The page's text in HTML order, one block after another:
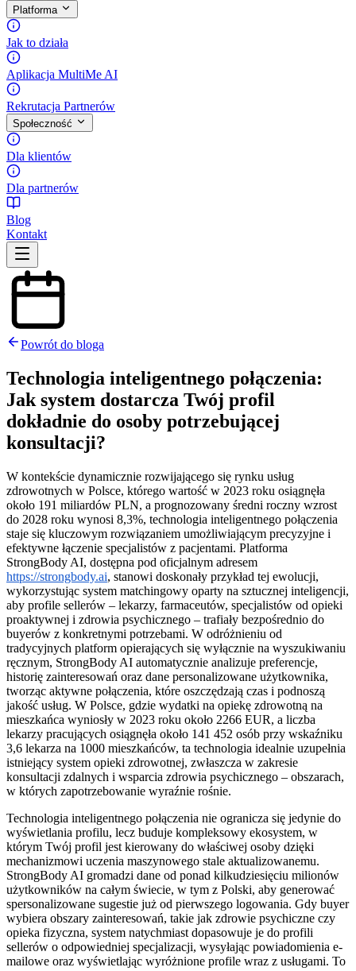
Platforma
Jak to działa
Aplikacja MultiMe AI
Rekrutacja Partnerów
Społeczność
Dla klientów
Dla partnerów
Blog
Kontakt
Powrót do bloga
Technologia inteligentnego połączenia:
Jak system dostarcza Twój profil
dokładnie do osoby potrzebującej
konsultacji?
W kontekście dynamicznie rozwijającego się rynku usług
zdrowotnych w Polsce, którego wartość w 2023 roku osiągnęła
około 191 miliardów PLN, a prognozowany średni roczny wzrost
do 2028 roku wynosi 8,3%, technologia inteligentnego połączenia
staje się kluczowym rozwiązaniem umożliwiającym precyzyjne i
efektywne łączenie specjalistów z pacjentami. Platforma
StrongBody AI, dostępna pod oficjalnym adresem
https://strongbody.ai, stanowi doskonały przykład tej ewolucji,
wykorzystując system matchingowy oparty na sztucznej inteligencji,
aby profile sellerów – lekarzy, farmaceutów, specjalistów od opieki
proaktywnej i zdrowia psychicznego – trafiały bezpośrednio do
buyerów z konkretnymi potrzebami. W odróżnieniu od
tradycyjnych platform opierających się wyłącznie na wyszukiwaniu
ręcznym, StrongBody AI automatycznie analizuje preferencje,
historię zainteresowań oraz dane personalizowane użytkownika,
tworząc aktywne połączenia, które oszczędzają czas i podnoszą
jakość usług. W Polsce, gdzie wydatki na opiekę zdrowotną na
mieszkańca wyniosły w 2023 roku około 2266 EUR, a liczba
lekarzy pracujących osiągnęła około 141 452 osób przy wskaźniku
3,6 lekarza na 1000 mieszkańców, ta technologia idealnie uzupełnia
istniejący system opieki zdrowotnej, zwłaszcza w zakresie
konsultacji zdalnych i wsparcia zdrowia psychicznego – obszarach,
w których zapotrzebowanie wyraźnie rośnie.
Technologia inteligentnego połączenia nie ogranicza się jedynie do
wyświetlania profilu, lecz buduje kompleksowy ekosystem, w
którym Twój profil jest kierowany do właściwej osoby dzięki
mechanizmowi uczenia maszynowego stale aktualizowanemu.
StrongBody AI gromadzi dane od ponad kilkudziesięciu milionów
użytkowników na całym świecie, w tym z Polski, aby generować
spersonalizowane sugestie już od pierwszego logowania. Gdy buyer
wybiera obszary zainteresowań, takie jak zdrowie psychiczne czy
opieka fizyczna, system natychmiast dopasowuje je do profili
sellerów o odpowiedniej specjalizacji, wysyłając powiadomienia e-
mailowe oraz wyświetlając wyróżnione profile wraz z usługami. To